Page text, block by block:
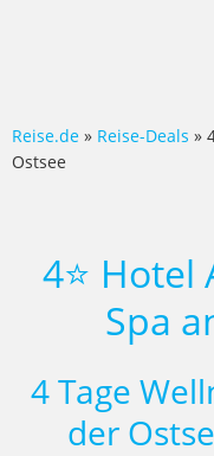
Reise.de » Reise-Deals »
Ostsee
4⭐
Spa
4 Tage
der